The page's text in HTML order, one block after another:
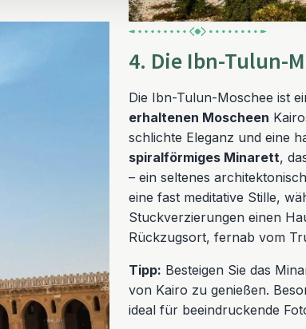
4. Die Ibn-Tulun-
Die Ibn-Tulun-Moschee ist
erhaltenen Moscheen
schlichte Eleganz und eine
spiralförmiges Minarett,
– ein seltenes
eine fast meditative Stille,
Stuckverzierungen einen
Rückzugsort, fernab vom
Tipp: Besteigen Sie das
von Kairo zu genießen.
ideal für beeindruckende